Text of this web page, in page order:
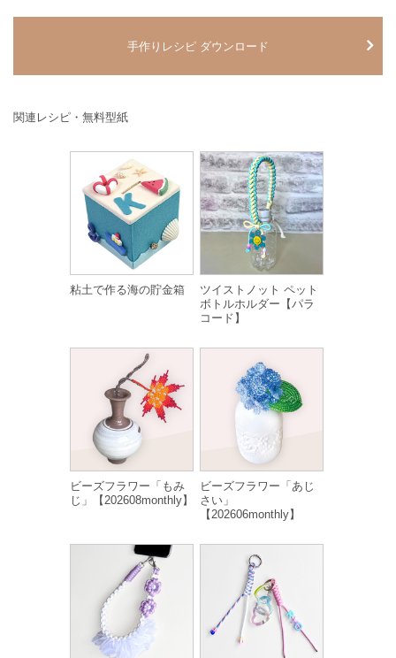
手作りレシピ ダウンロード
関連レシピ・無料型紙
粘土で作る海の貯金箱
ツイストノット ペット
ボトルホルダー【パラ
コード】
ビーズフラワー「もみ
じ」【202608monthly】
ビーズフラワー「あじ
さい」
【202606monthly】